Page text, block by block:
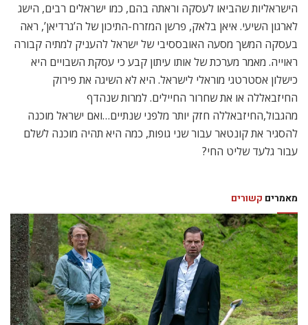
הישראליות שהביאו לעסקה וראתה בהם, כמו ישראלים רבים, הישג
לארגון השיעי. איאן בלאק, פרשן המזרח-התיכון של ה’גרדיאן’, ראה
בעסקה המשך מסעה האובססיבי של ישראל להעניק למתיה קבורה
ראוייה. מאמר מערכת של אותו עיתון קבע כי עסקת השבויים היא
כישלון אסטרטגי מוראלי לישראל. היא לא השיגה את פירוק
החיזבאללה או את שחרור החיילים. למרות שנהדף
מהגבול,החיזבאללה חזק יותר מלפני שנתיים…ואם ישראל מוכנה
להסגיר את קונטאר עבור שני גופות, כמה היא תהיה מוכנה לשלם
עבור גלעד שליט החי?
מאמרים קשורים